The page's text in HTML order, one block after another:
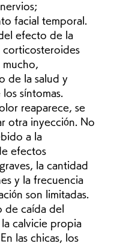
facial temporal.
efecto de la
corticosteroides
de la salud y
síntomas.
reaparece, se
otra inyección. No
a la
efectos
la cantidad
y la frecuencia
son limitadas.
de caída del
calvicie propia
las chicas, los